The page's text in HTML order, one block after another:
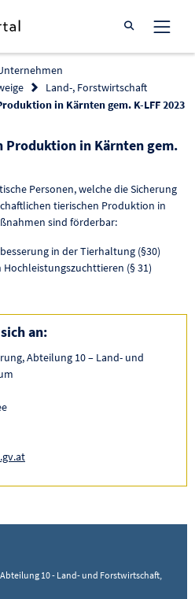
Suche öffnen
Land-, Forstwirtschaft
in Kärnten gem. K-LFF 2023
Produktion in Kärnten gem.
Personen, welche die Sicherung
tierischen Produktion in
sind förderbar:
in der Tierhaltung (§30)
(§ 31)
an:
Abteilung 10 – Land- und
10 - Land- und Forstwirtschaft,